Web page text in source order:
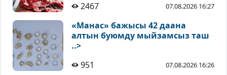
2467 07.08.2026 16:27
«Манас» бажысы 42 даана
алтын буюмду мыйзамсыз таш
..>
951
07.08.2026 16:26